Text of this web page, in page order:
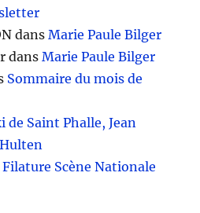
dansMarie Paule Bilger
dansMarie Paule Bilger
Sommaire du mois de
de Saint Phalle, Jean
Filature Scène Nationale